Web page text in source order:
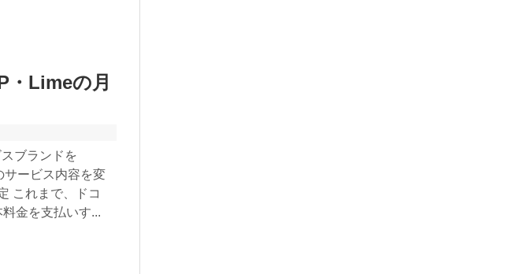
・Limeの月
ブランドを
サービス内容を変
これまで、ドコ
金を支払いす...